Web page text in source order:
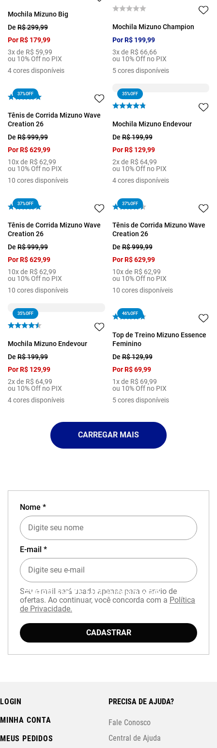
Mochila Mizuno Big
De R$299,99
PorR$ 179,99
3x de R$ 59,99
ou 10% Off no PIX
4cores disponíveis
Mochila Mizuno Champion
PorR$ 199,99
3x de R$ 66,66
ou 10% Off no PIX
5 cores disponíveis
37%OFF
Tênis de Corrida Mizuno Wave
Creation 26
De R$999,99
PorR$629,99
10x de R$ 62,99
ou 10% Off no PIX
10 cores disponíveis
35%OFF
Mochila Mizuno Endevour
DeR$199,99
PorR$ 129,99
2x de R$ 64,99
ou 10% Off no PIX
4 cores disponíveis
37%OFF
Tênis de Corrida Mizuno Wave
Creation 26
De R$999,99
PorR$629,99
10x de R$ 62,99
ou 10% Off no PIX
10 cores disponíveis
37%OFF
Tênis de Corrida Mizuno Wave
Creation 26
DeR$999,99
PorR$ 629,99
10x de R$ 62,99
ou 10% Off no PIX
10 cores disponíveis
35%OFF
Mochila Mizuno Endevour
De R$199,99
PorR$ 129,99
2x de R$ 64,99
ou 10% Off no PIX
4cores disponíveis
46%OFF
Top de Treino Mizuno Essence
Feminino
DeR$129,99
PorR$ 69,99
1x de R$ 69,99
ou 10% Off no PIX
5 cores disponíveis
EXPERIÊNCIA MIZUNO NO APP
Nome *
E-mail *
Seu e-mail será usado apenas para o envio de
ofertas. Ao continuar, você concorda com a Política
de Privacidade.
CADASTRAR
LOGIN
MINHA CONTA
MEUS PEDIDOS
PRECISA DE AJUDA?
Fale Conosco
Central de Ajuda